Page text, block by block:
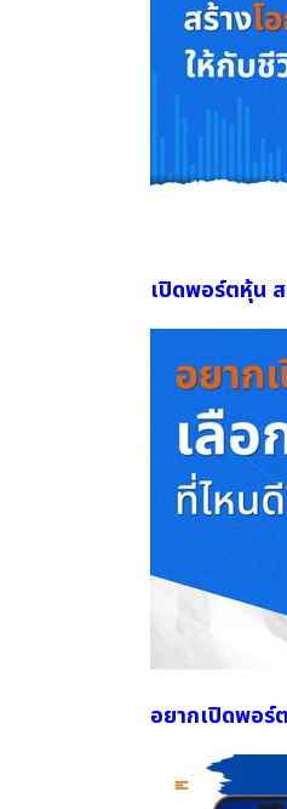
เปิดพอร์ตหุ้น
อยากเปิดพอร์